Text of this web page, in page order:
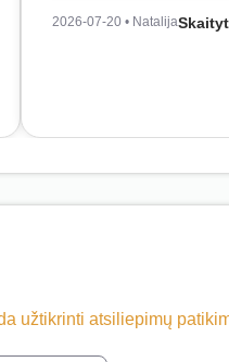
2026-07-20 • Natalija
užtikrinti atsiliepimų